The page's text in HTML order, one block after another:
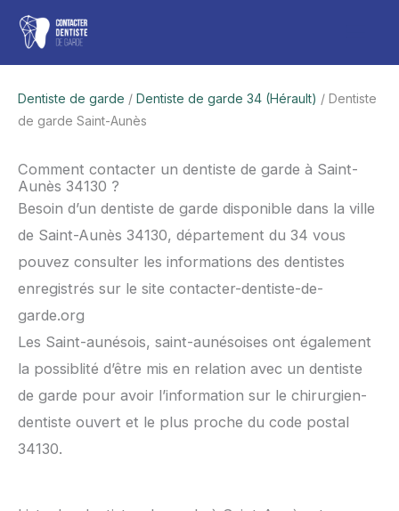
Aller
contenu
Dentiste de garde / Dentiste de garde 34 (Hérault) / Dentiste
de garde Saint-Aunès
Comment contacter un dentiste de garde à Saint-
Aunès 34130 ?
Besoin d’un dentiste de garde disponible dans la ville
de Saint-Aunès 34130, département du 34 vous
pouvez consulter les informations des dentistes
enregistrés sur le site contacter-dentiste-de-
garde.org
Les Saint-aunésois, saint-aunésoises ont également
la possiblité d’être mis en relation avec un dentiste
de garde pour avoir l’information sur le chirurgien-
dentiste ouvert et le plus proche du code postal
34130.